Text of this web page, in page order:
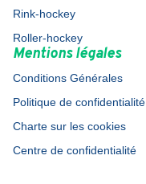
Rink-hockey
Roller-hockey
Mentions légales
Conditions Générales
Politique de confidentialité
Charte sur les cookies
Centre de confidentialité